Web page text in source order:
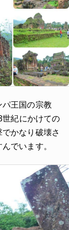
王国の宗教
世紀にかけての
かなり破壊さ
でいます。